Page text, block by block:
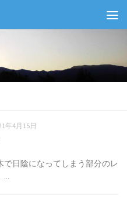
年4月15日
で日陰になってしまう部分のレ
...